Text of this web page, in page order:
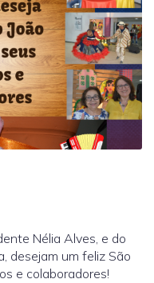
Nélia Alves, e do
desejam um feliz São
e colaboradores!